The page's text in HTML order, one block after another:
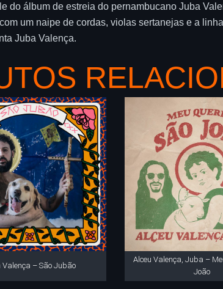
do álbum de estreia do pernambucano Juba
um naipe de cordas, violas sertanejas e a
Juba Valença.
– São Jubão
Alceu Valença, Juba –
João